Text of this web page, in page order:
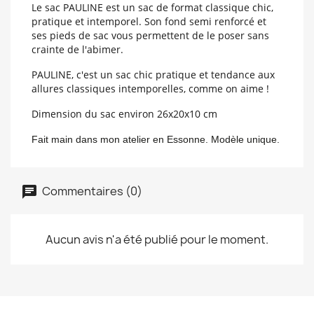
Le sac PAULINE est un sac de format classique chic,
pratique et intemporel. Son fond semi renforcé et
ses pieds de sac vous permettent de le poser sans
crainte de l'abimer.
PAULINE, c'est un sac chic pratique et tendance aux
allures classiques intemporelles, comme on aime !
Dimension du sac environ 26x20x10 cm
Fait main dans mon atelier en Essonne. Modèle unique.
Commentaires (0)
Aucun avis n'a été publié pour le moment.